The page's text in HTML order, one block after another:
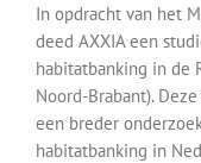
In opdracht van het
deed AXXIA een
habitatbanking in de
Noord-Brabant).
een breder
habitatbanking in